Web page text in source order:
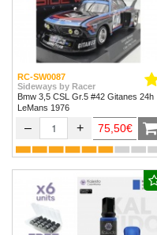
RC-SW0087
Sideways by Racer
Bmw 3,5 CSL Gr.5 #42 Gitanes 24h
LeMans 1976
– + 75,50€